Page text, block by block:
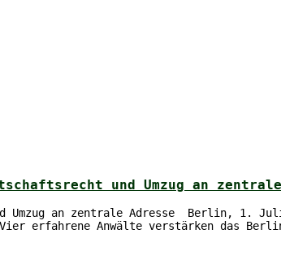
und Umzug an
an zentrale Adresse Berlin, 1. Juli
erfahrene Anwälte verstärken das